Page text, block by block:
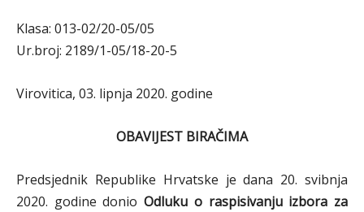
Klasa: 013-02/20-05/05
Ur.broj: 2189/1-05/18-20-5
Virovitica, 03. lipnja 2020. godine
OBAVIJEST BIRAČIMA
Predsjednik Republike Hrvatske je dana 20. svibnja
2020. godine donioOdluku o raspisivanju izbora za